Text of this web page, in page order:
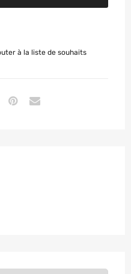
à la liste de souhaits